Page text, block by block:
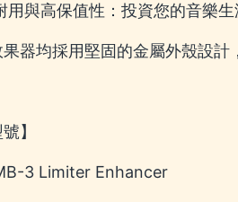
用與高保值性：投資您的音樂生
器均採用堅固的金屬外殼設
】
3 Limiter Enhancer